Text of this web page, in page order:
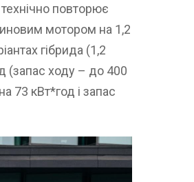
повторює
мотором на 1,2
гібрида (1,2
(запас ходу – до 400
73 кВт*год і запас